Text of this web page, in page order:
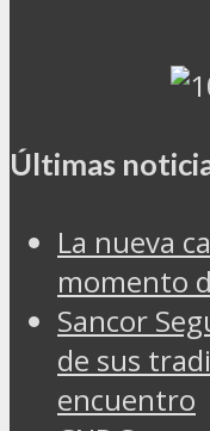
Últimas
La nueva
momento
Sancor
de sus
encuentro